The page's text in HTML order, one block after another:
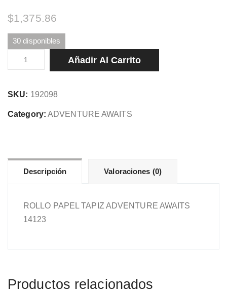
$1,375.86
30 disponibles
ROLLO
PAPEL
ADVENTURE
AWAITS
Añadir Al Carrito
SKU: 192098
Category: ADVENTURE AWAITS
Descripción Valoraciones (0)
ROLLO PAPEL TAPIZ ADVENTURE AWAITS
14123
Productos relacionados